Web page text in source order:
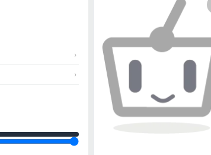
›
›